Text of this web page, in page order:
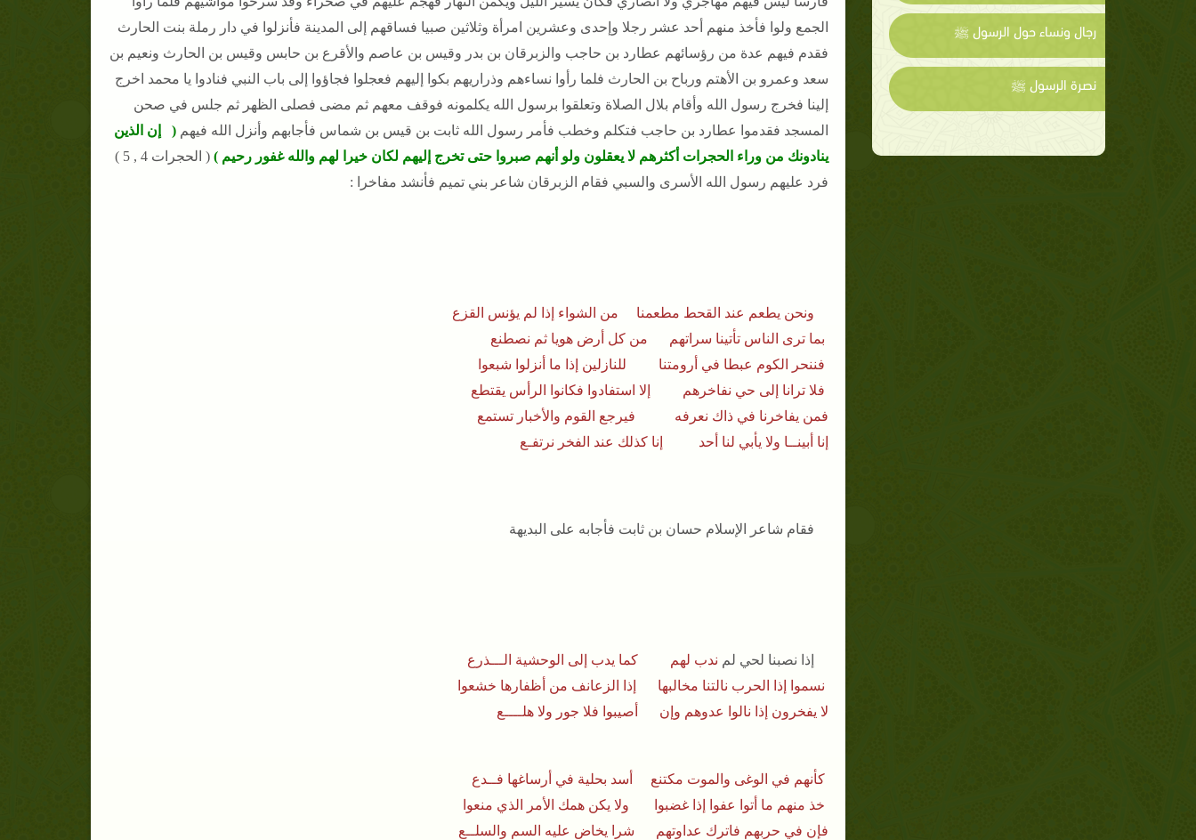
رجال ونساء حول الرسول ﷺ
نصرة الرسول ﷺ
الجمع ولوا فأخذ منهم أحد عشر رجلا وإحدى وعشرين امرأة وثلاثين صبيا فساقهم إلى المدينة فأنزلوا في دار رملة بنت الحارث
فقدم فيهم عدة من رؤسائهم عطارد بن حاجب والزبرقان بن بدر وقيس بن عاصم والأقرع بن حابس وقيس بن الحارث ونعيم بن
سعد وعمرو بن الأهتم ورباح بن الحارث فلما رأوا نساءهم وذراريهم بكوا إليهم فعجلوا فجاؤوا إلى باب النبي فنادوا يا محمد اخرج
إلينا فخرج رسول الله وأقام بلال الصلاة وتعلقوا برسول الله يكلمونه فوقف معهم ثم مضى فصلى الظهر ثم جلس في صحن
المسجد فقدموا عطارد بن حاجب فتكلم وخطب فأمر رسول الله ثابت بن قيس بن شماس فأجابهم وأنزل الله فيهم( إن الذين
ينادونك من وراء الحجرات أكثرهم لا يعقلون ولو أنهم صبروا حتى تخرج إليهم لكان خيرا لهم والله غفور رحيم )
( الحجرات 4 , 5 )
فرد عليهم رسول الله الأسرى والسبي فقام الزبرقان شاعر بني تميم فأنشد مفاخرا :
ونحن يطعم عند القحط مطعمنا من الشواء إذا لم يؤنس القزع
بما ترى الناس تأتينا سراتهم من كل أرض هويا ثم نصطنع
فننحر الكوم عبطا في أرومتنا للنازلين إذا ما أنزلوا شبعوا
فلا ترانا إلى حي نفاخرهم إلا استفادوا فكانوا الرأس يقتطع
فمن يفاخرنا في ذاك نعرفه فيرجع القوم والأخبار تستمع
إنا أبينــا ولا يأبي لنا أحد إنا كذلك عند الفخر نرتفـع
فقام شاعر الإسلام حسان بن ثابت فأجابه على البديهة
إذا نصبنا لحي لم ندب لهم كما يدب إلى الوحشية الـــذرع
نسموا إذا الحرب نالتنا مخالبها إذا الزعانف من أظفارها خشعوا
لا يفخرون إذا نالوا عدوهم وإن أصيبوا فلا جور ولا هلــــع
كأنهم في الوغى والموت مكتنع أسد بحلية في أرساغها فــدع
خذ منهم ما أتوا عفوا إذا غضبوا ولا يكن همك الأمر الذي منعوا
فإن في حربهم فاترك عداوتهم شرا يخاض عليه السم والسلــع